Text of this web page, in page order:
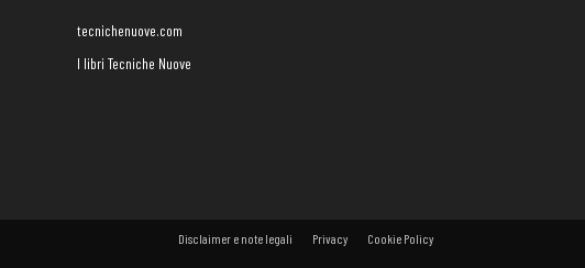
tecnichenuove.com
I libri Tecniche Nuove
Disclaimer e note legali Privacy Cookie Policy